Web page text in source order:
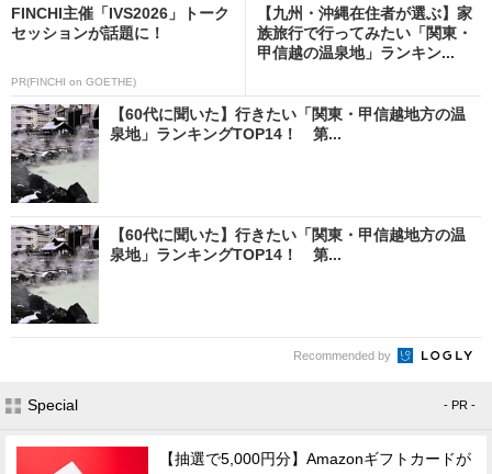
FINCHI主催「IVS2026」トーク
セッションが話題に！
PR(FINCHI on GOETHE)
【九州・沖縄在住者が選ぶ】家
族旅行で行ってみたい「関東・
甲信越の温泉地」ランキン...
【60代に聞いた】行きたい「関東・甲信越地方の温
泉地」ランキングTOP14！ 第...
【60代に聞いた】行きたい「関東・甲信越地方の温
泉地」ランキングTOP14！ 第...
Recommended by
Special - PR -
【抽選で5,000円分】Amazonギフトカードが